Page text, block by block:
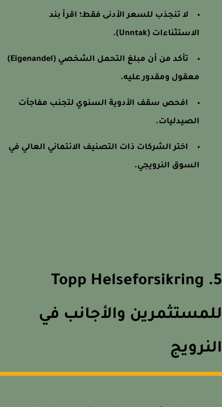
لا تنجذب للسعر الأدنى فقط؛ اقرأ بند
الاستثناءات (Unntak).
تأكد من أن مبلغ التحمل الشخصي (Eigenandel)
معقول ومقدور عليه.
افحص سقف الأدوية السنوي لتجنب مفاجآت
الصيدليات.
اختر الشركات ذات التصنيف الائتماني العالي في
السوق النرويجي.
5. Topp Helseforsikring
والأجانب في